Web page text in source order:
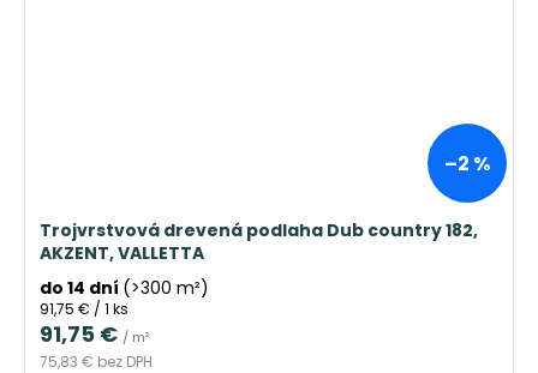
–2 %
Trojvrstvová drevená podlaha Dub country 182,
AKZENT, VALLETTA
do 14 dní (>300 m²)
75,83 € bez DPH
91,75 € / m²
Jednotková
cena:
91,75 € / 1 ks